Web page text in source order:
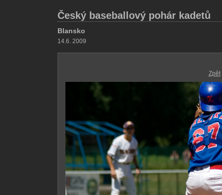
Český baseballový pohár kadetů
Blansko
14.6. 2009
Zpět